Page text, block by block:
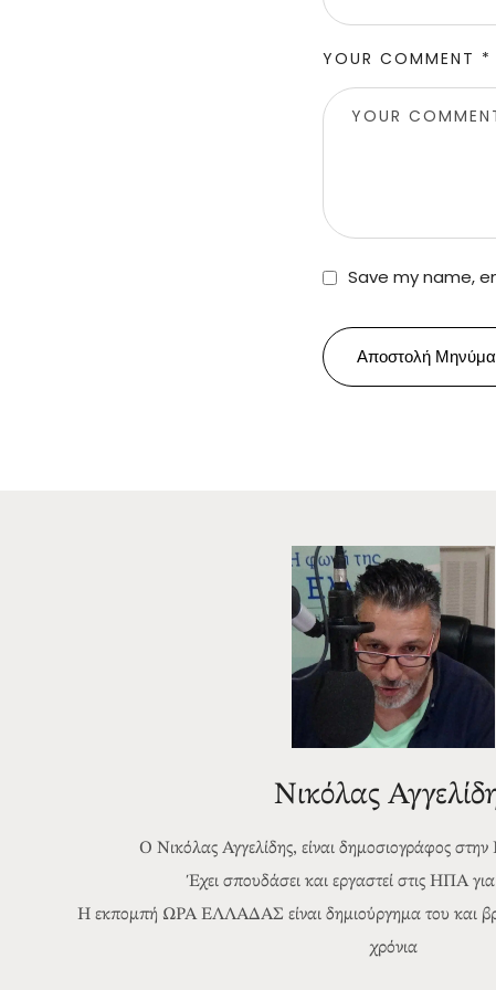
YOUR COMMENT *
Save my name,
Αποστολή
Νικόλας
Ο Νικόλας Αγγελίδης, είναι δημοσιογράφος
Έχει σπουδάσει και εργαστεί στις ΗΠΑ για
Η εκπομπή ΩΡΑ ΕΛΛΑΔΑΣ είναι δημιούργημα του και
χρόνια